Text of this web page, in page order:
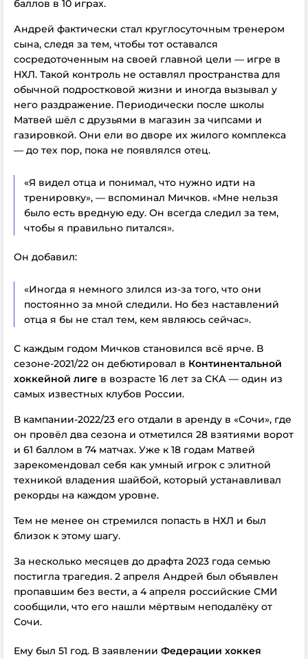
баллов в 10 играх.
Андрей фактически стал круглосуточным тренером
сына, следя за тем, чтобы тот оставался
сосредоточенным на своей главной цели — игре в
НХЛ. Такой контроль не оставлял пространства для
обычной подростковой жизни и иногда вызывал у
него раздражение. Периодически после школы
Матвей шёл с друзьями в магазин за чипсами и
газировкой. Они ели во дворе их жилого комплекса
— до тех пор, пока не появлялся отец.
«Я видел отца и понимал, что нужно идти на
тренировку», — вспоминал Мичков. «Мне нельзя
было есть вредную еду. Он всегда следил за тем,
чтобы я правильно питался».
Он добавил:
«Иногда я немного злился из-за того, что они
постоянно за мной следили. Но без наставлений
отца я бы не стал тем, кем являюсь сейчас».
С каждым годом Мичков становился всё ярче. В
сезоне-2021/22 он дебютировал в Континентальной
хоккейной лиге в возрасте 16 лет за СКА — один из
самых известных клубов России.
В кампании-2022/23 его отдали в аренду в «Сочи», где
он провёл два сезона и отметился 28 взятиями ворот
и 61 баллом в 74 матчах. Уже к 18 годам Матвей
зарекомендовал себя как умный игрок с элитной
техникой владения шайбой, который устанавливал
рекорды на каждом уровне.
Тем не менее он стремился попасть в НХЛ и был
близок к этому шагу.
За несколько месяцев до драфта 2023 года семью
постигла трагедия. 2 апреля Андрей был объявлен
пропавшим без вести, а 4 апреля российские СМИ
сообщили, что его нашли мёртвым неподалёку от
Сочи.
Ему был 51 год. В заявлении Федерации хоккея